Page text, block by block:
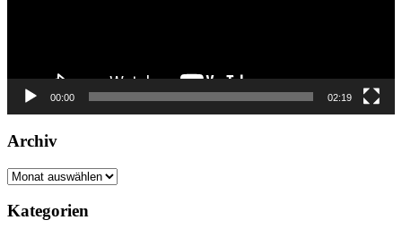
00:00 02:19
Archiv
Archiv
Kategorien